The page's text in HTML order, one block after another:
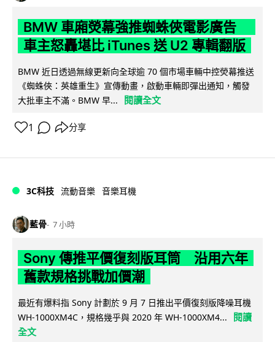
BMW 車廂熒幕強推蜘蛛俠電影廣告
車主怒轟堪比 iTunes 送 U2 專輯翻版
BMW 近日透過無線更新向全球逾 70 個市場車輛中控熒幕推送
《蜘蛛俠：英雄重生》宣傳動畫，啟動車輛即彈出通知，觸發
大批車主不滿。BMW 早...
閱讀全文
1 分享
3C科技 流動音樂 音樂耳機
藍骨 7 小時
Sony 傳推平價復刻版耳筒 沿用六年
舊款規格挑戰加價潮
最近有爆料指 Sony 計劃於 9 月 7 日推出平價復刻版降噪耳機
WH-1000XM4C，規格幾乎與 2020 年 WH-1000XM4...
閱讀
全文